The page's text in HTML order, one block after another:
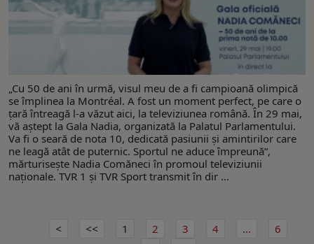
„Cu 50 de ani în urmă, visul meu de a fi campioană olimpică
se împlinea la Montréal. A fost un moment perfect, pe care o
ţară întreagă l-a văzut aici, la televiziunea română. În 29 mai,
vă aştept la Gala Nadia, organizată la Palatul Parlamentului.
Va fi o seară de nota 10, dedicată pasiunii şi amintirilor care
ne leagă atât de puternic. Sportul ne aduce împreună”,
mărturiseşte Nadia Comăneci în promoul televiziunii
naţionale. TVR 1 și TVR Sport transmit în dir ...
1 2 3 4 ... 6